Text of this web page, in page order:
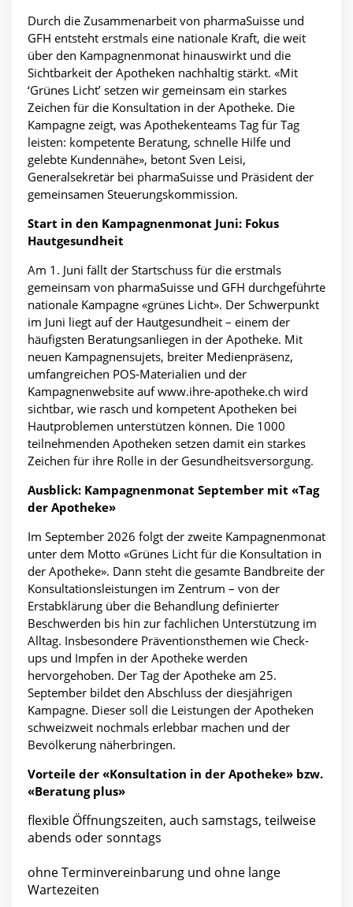
Durch die Zusammenarbeit von pharmaSuisse und
GFH entsteht erstmals eine nationale Kraft, die weit
über den Kampagnenmonat hinauswirkt und die
Sichtbarkeit der Apotheken nachhaltig stärkt. «Mit
‘Grünes Licht’ setzen wir gemeinsam ein starkes
Zeichen für die Konsultation in der Apotheke. Die
Kampagne zeigt, was Apothekenteams Tag für Tag
leisten: kompetente Beratung, schnelle Hilfe und
gelebte Kundennähe», betont Sven Leisi,
Generalsekretär bei pharmaSuisse und Präsident der
gemeinsamen Steuerungskommission.
Start in den Kampagnenmonat Juni: Fokus
Hautgesundheit
Am 1. Juni fällt der Startschuss für die erstmals
gemeinsam von pharmaSuisse und GFH durchgeführte
nationale Kampagne «grünes Licht». Der Schwerpunkt
im Juni liegt auf der Hautgesundheit – einem der
häufigsten Beratungsanliegen in der Apotheke. Mit
neuen Kampagnensujets, breiter Medienpräsenz,
umfangreichen POS-Materialien und der
Kampagnenwebsite auf www.ihre-apotheke.ch wird
sichtbar, wie rasch und kompetent Apotheken bei
Hautproblemen unterstützen können. Die 1000
teilnehmenden Apotheken setzen damit ein starkes
Zeichen für ihre Rolle in der Gesundheitsversorgung.
Ausblick: Kampagnenmonat September mit «Tag
der Apotheke»
Im September 2026 folgt der zweite Kampagnenmonat
unter dem Motto «Grünes Licht für die Konsultation in
der Apotheke». Dann steht die gesamte Bandbreite der
Konsultationsleistungen im Zentrum – von der
Erstabklärung über die Behandlung definierter
Beschwerden bis hin zur fachlichen Unterstützung im
Alltag. Insbesondere Präventionsthemen wie Check-
ups und Impfen in der Apotheke werden
hervorgehoben. Der Tag der Apotheke am 25.
September bildet den Abschluss der diesjährigen
Kampagne. Dieser soll die Leistungen der Apotheken
schweizweit nochmals erlebbar machen und der
Bevölkerung näherbringen.
Vorteile der «Konsultation in der Apotheke» bzw.
«Beratung plus»
flexible Öffnungszeiten, auch samstags, teilweise
abends oder sonntags
ohne Terminvereinbarung und ohne lange
Wartezeiten